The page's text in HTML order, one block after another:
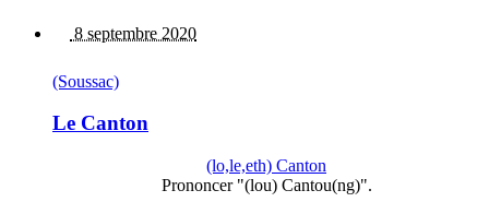
8 septembre 2020
(Soussac)
Le Canton
(lo,le,eth) Canton
Prononcer "(lou) Cantou(ng)".